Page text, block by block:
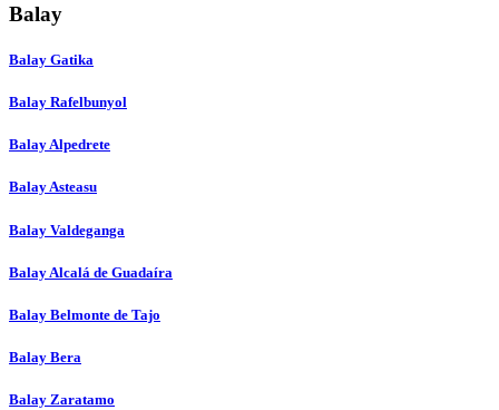
Balay
Balay Gatika
Balay Rafelbunyol
Balay Alpedrete
Balay Asteasu
Balay Valdeganga
Balay Alcalá de Guadaíra
Balay Belmonte de Tajo
Balay Bera
Balay Zaratamo